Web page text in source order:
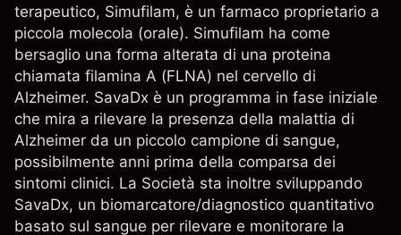
terapeutico, Simufilam, è un farmaco proprietario a
piccola molecola (orale). Simufilam ha come
bersaglio una forma alterata di una proteina
chiamata filamina A (FLNA) nel cervello di
Alzheimer. SavaDx è un programma in fase iniziale
che mira a rilevare la presenza della malattia di
Alzheimer da un piccolo campione di sangue,
possibilmente anni prima della comparsa dei
sintomi clinici. La Società sta inoltre sviluppando
SavaDx, un biomarcatore/diagnostico quantitativo
basato sul sangue per rilevare e monitorare la